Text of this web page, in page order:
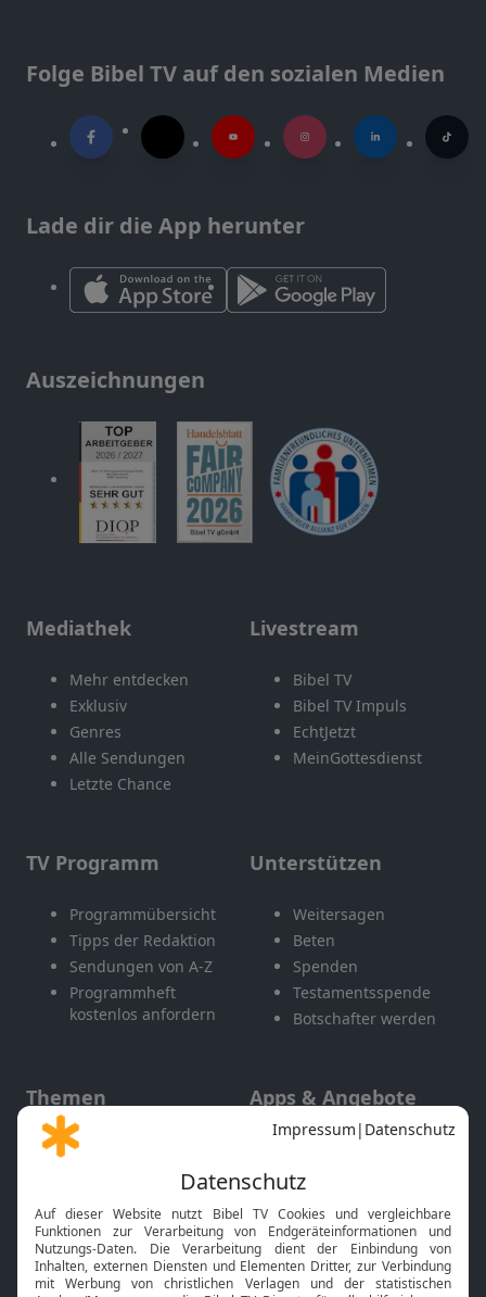
Folge Bibel TV auf den sozialen Medien
Lade dir die App herunter
Auszeichnungen
Mediathek
Mehr entdecken
Exklusiv
Genres
Alle Sendungen
Letzte Chance
Livestream
Bibel TV
Bibel TV Impuls
EchtJetzt
MeinGottesdienst
TV Programm
Programmübersicht
Tipps der Redaktion
Sendungen von A-Z
Programmheft
kostenlos anfordern
Unterstützen
Weitersagen
Beten
Spenden
Testamentsspende
Botschafter werden
Themen
Gott und Bibel erklärt
Neuigkeiten
Apps & Angebote
Mobile App
Smart TV
HbbTV
Bibelthek Online-Bibel